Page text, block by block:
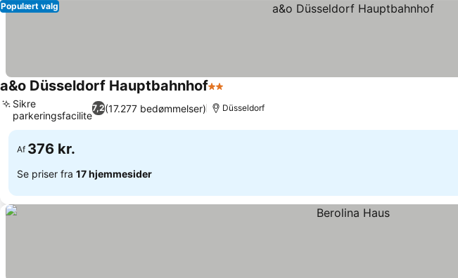
Populært valg
a&o Düsseldorf Hauptbahnhof2 Stjerner
7,2(17.277 bedømmelser)
Sikre
parkeringsfaciliteter
Düsseldorf
Af 376 kr.
Se priser fra 17 hjemmesider